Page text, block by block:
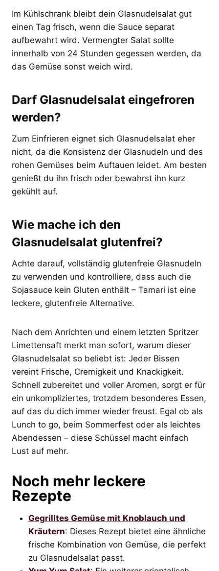
Im Kühlschrank bleibt dein Glasnudelsalat gut
einen Tag frisch, wenn die Sauce separat
aufbewahrt wird. Vermengter Salat sollte
innerhalb von 24 Stunden gegessen werden, da
das Gemüse sonst weich wird.
Darf Glasnudelsalat eingefroren
werden?
Zum Einfrieren eignet sich Glasnudelsalat eher
nicht, da die Konsistenz der Glasnudeln und des
rohen Gemüses beim Auftauen leidet. Am besten
genießt du ihn frisch oder bewahrst ihn kurz
gekühlt auf.
Wie mache ich den
Glasnudelsalat glutenfrei?
Achte darauf, vollständig glutenfreie Glasnudeln
zu verwenden und kontrolliere, dass auch die
Sojasauce kein Gluten enthält – Tamari ist eine
leckere, glutenfreie Alternative.
Nach dem Anrichten und einem letzten Spritzer
Limettensaft merkt man sofort, warum dieser
Glasnudelsalat so beliebt ist: Jeder Bissen
vereint Frische, Cremigkeit und Knackigkeit.
Schnell zubereitet und voller Aromen, sorgt er für
ein unkompliziertes, trotzdem besonderes Essen,
auf das du dich immer wieder freust. Egal ob als
Lunch to go, beim Sommerfest oder als leichtes
Abendessen – diese Schüssel macht einfach
Lust auf mehr.
Noch mehr leckere
Rezepte
Gegrilltes Gemüse mit Knoblauch und
Kräutern: Dieses Rezept bietet eine ähnliche
frische Kombination von Gemüse, die perfekt
zu Glasnudelsalat passt.